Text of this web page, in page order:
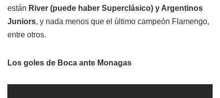
están River (puede haber Superclásico) y Argentinos
Juniors, y nada menos que el último campeón Flamengo,
entre otros.
Los goles de Boca ante Monagas